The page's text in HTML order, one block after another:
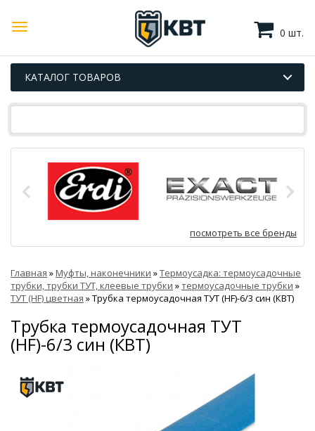
0 шт.
КАТАЛОГ ТОВАРОВ
посмотреть все бренды
Главная »Муфты, наконечники »Термоусадка: термоусадочные
трубки, трубки ТУТ, клеевые трубки »термоусадочные трубки »
ТУТ (HF) цветная »Трубка термоусадочная ТУТ (HF)-6/3 син (КВТ)
Трубка термоусадочная ТУТ
(HF)-6/3 син (КВТ)